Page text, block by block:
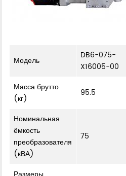
Модель
DB6-075-
X16005-00
Масса брутто
(кг)
95.5
Номинальная
ёмкость
преобразователя
(кВА)
75